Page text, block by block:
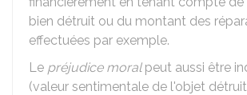
bien détruit ou du montant des
effectuées par exemple.
Le préjudice moralpeut aussi être
(valeur sentimentale de l'objet